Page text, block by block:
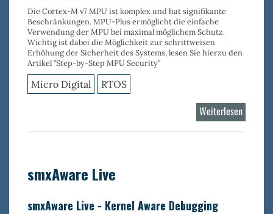
Die Cortex-M v7 MPU ist komplex und hat signifikante
Beschränkungen. MPU-Plus ermöglicht dieeinfache
Verwendung der MPU bei maximal möglichem Schutz.
Wichtig ist dabei die Möglichkeit zur schrittweisen
Erhöhung der Sicherheit des Systems, lesen Sie hierzu den
Artikel "Step-by-Step MPU Security"
Micro Digital RTOS
Weiterlesen
MPU-
smxAware Live
smxAware Live - Kernel Aware Debugging